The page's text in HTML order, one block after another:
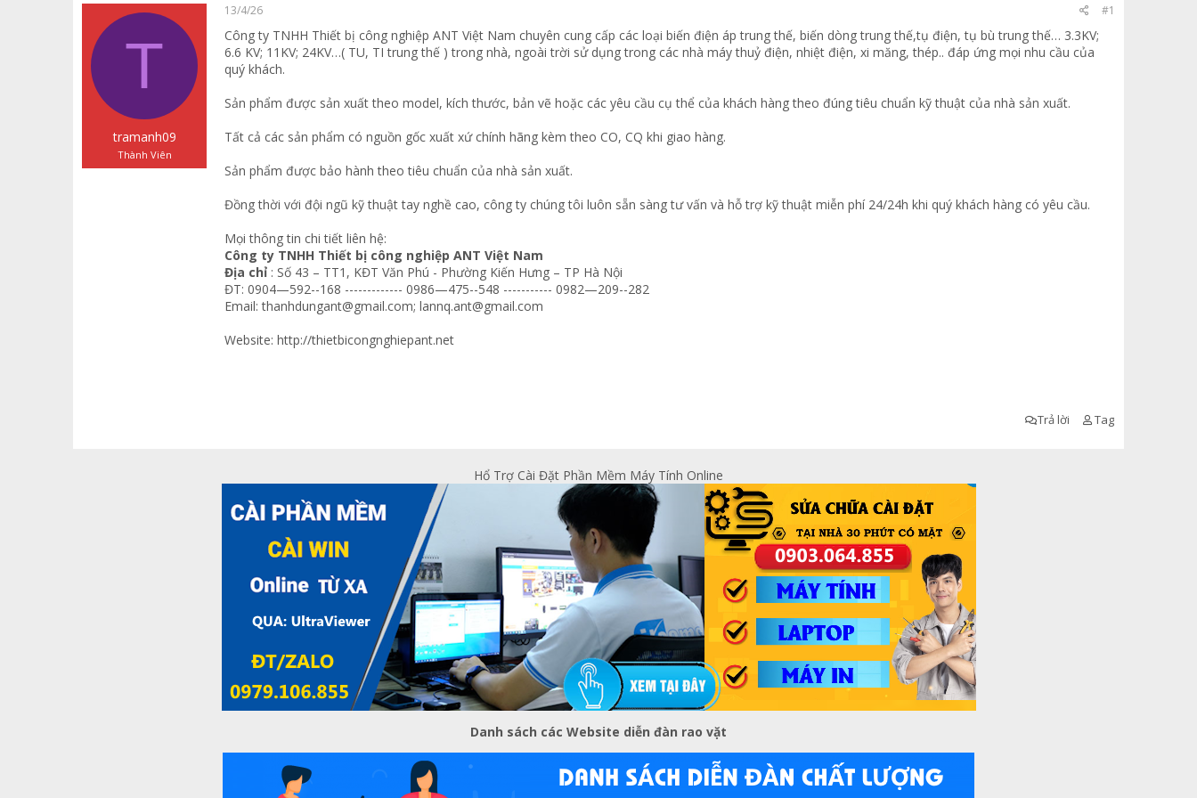
a
d
e
r
g
i
T
tramanh09
Thành Viên
13/4/26 #1
Công ty TNHH Thiết bị công nghiệp ANT Việt Nam chuyên cung cấp các loại biến điện áp trung thế, biến dòng trung thế,tụ điện, tụ bù trung thế… 3.3KV;
6.6 KV; 11KV; 24KV…( TU, TI trung thế ) trong nhà, ngoài trời sử dụng trong các nhà máy thuỷ điện, nhiệt điện, xi măng, thép.. đáp ứng mọi nhu cầu của
quý khách.
Sản phẩm được sản xuất theo model, kích thước, bản vẽ hoặc các yêu cầu cụ thể của khách hàng theo đúng tiêu chuẩn kỹ thuật của nhà sản xuất.
Tất cả các sản phẩm có nguồn gốc xuất xứ chính hãng kèm theo CO, CQ khi giao hàng.
Sản phẩm được bảo hành theo tiêu chuẩn của nhà sản xuất.
Đồng thời với đội ngũ kỹ thuật tay nghề cao, công ty chúng tôi luôn sẵn sàng tư vấn và hỗ trợ kỹ thuật miễn phí 24/24h khi quý khách hàng có yêu cầu.
Mọi thông tin chi tiết liên hệ:
Công ty TNHH Thiết bị công nghiệp ANT Việt Nam
Địa chỉ : Số 43 – TT1, KĐT Văn Phú - Phường Kiến Hưng – TP Hà Nội
ĐT: 0904—592--168 ------------- 0986—475--548 ----------- 0982—209--282
Email:thanhdungant@gmail.com; lannq.ant@gmail.com
Website: http://thietbicongnghiepant.net
Trả lời Tag
Hổ Trợ Cài Đặt Phần Mềm Máy Tính Online
Danh sách các Website diễn đàn rao vặt